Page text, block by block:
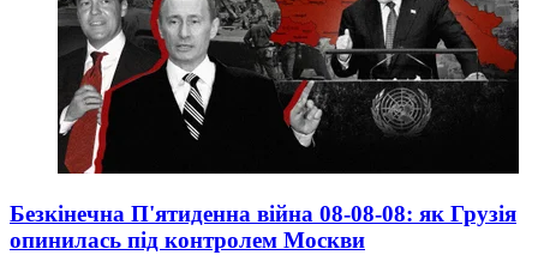
Безкінечна П'ятиденна війна 08-08-08: як Грузія
опинилась під контролем Москви